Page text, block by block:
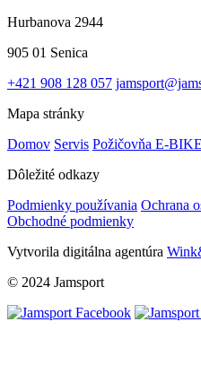
Hurbanova 2944
905 01 Senica
+421 908 128 057
Mapa stránky
Domov Servis Požičovňa E-BIKE
Dôležité odkazy
Podmienky používania Ochrana
Obchodné podmienky
Vytvorila digitálna agentúra
© 2024 Jamsport